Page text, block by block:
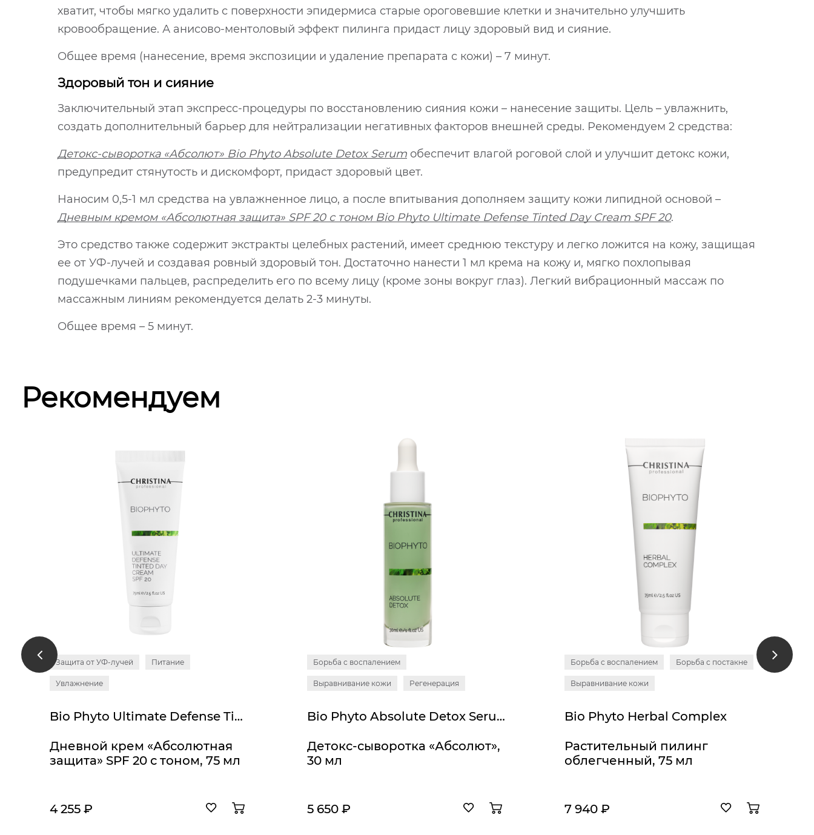
хватит, чтобы мягко удалить с поверхности эпидермиса старые ороговевшие клетки и значительно улучшить
кровообращение. А анисово-ментоловый эффект пилинга придаст лицу здоровый вид и сияние.
Общее время (нанесение, время экспозиции и удаление препарата с кожи) – 7 минут.
Здоровый тон и сияние
Заключительный этап экспресс-процедуры по восстановлению сияния кожи – нанесение защиты. Цель – увлажнить,
создать дополнительный барьер для нейтрализации негативных факторов внешней среды. Рекомендуем 2 средства:
Детокс-сыворотка «Абсолют» Bio Phyto Absolute Detox Serum обеспечит влагой роговой слой и улучшит детокс кожи,
предупредит стянутость и дискомфорт, придаст здоровый цвет.
Наносим 0,5-1 мл средства на увлажненное лицо, а после впитывания дополняем защиту кожи липидной основой –
Дневным кремом «Абсолютная защита» SPF 20 с тоном Bio Phyto Ultimate Defense Tinted Day Cream SPF 20.
Это средство также содержит экстракты целебных растений, имеет среднюю текстуру и легко ложится на кожу, защищая
ее от УФ-лучей и создавая ровный здоровый тон. Достаточно нанести 1 мл крема на кожу и, мягко похлопывая
подушечками пальцев, распределить его по всему лицу (кроме зоны вокруг глаз). Легкий вибрационный массаж по
массажным линиям рекомендуется делать 2-3 минуты.
Общее время – 5 минут.
Рекомендуем
Защита от УФ-лучей Питание
Увлажнение
Bio Phyto Ultimate Defense Tinted Day Cream SPF 20
Дневной крем «Абсолютная
защита» SPF 20 с тоном, 75 мл
4 255 ₽
Борьба с воспалением
Выравнивание кожи Регенерация
Bio Phyto Absolute Detox Serum
Детокс-сыворотка «Абсолют»,
30 мл
5 650 ₽
Борьба с воспалением Борьба с постакне
Выравнивание кожи
Bio Phyto Нerbal Complex
Растительный пилинг
облегченный, 75 мл
7 940 ₽